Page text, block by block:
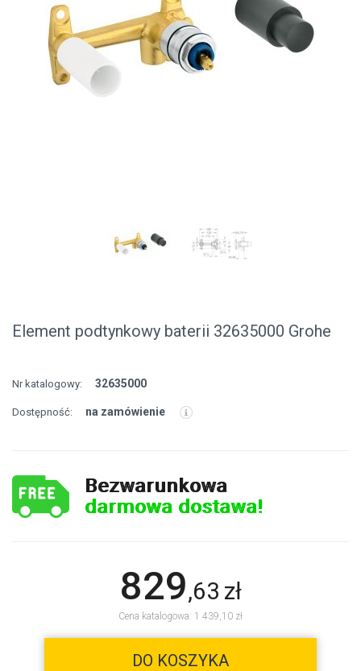
Element podtynkowy baterii 32635000 Grohe
Nr katalogowy: 32635000
Dostępność: na zamówienie
Bezwarunkowa
darmowa dostawa!
829,63 zł
Cena katalogowa: 1 439,10 zł
DO KOSZYKA